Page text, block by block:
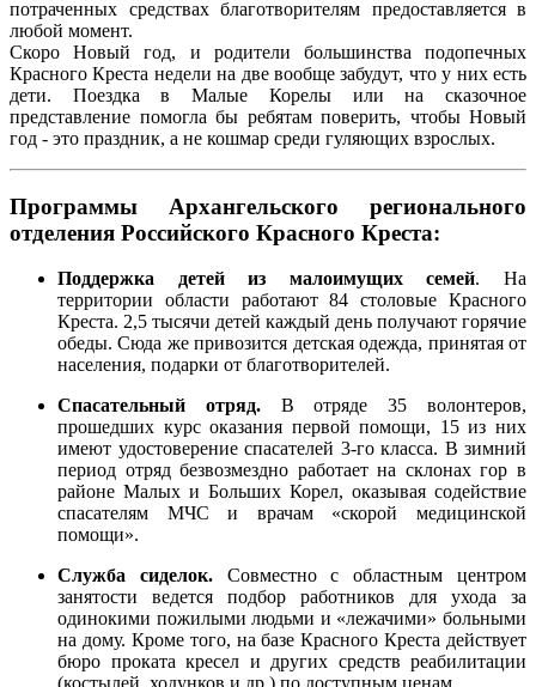
потраченных средствах благотворителям предоставляется в
любой момент.
Скоро Новый год, и родители большинства подопечных
Красного Креста недели на две вообще забудут, что у них есть
дети. Поездка в Малые Корелы или на сказочное
представление помогла бы ребятам поверить, чтобы Новый
год - это праздник, а не кошмар среди гуляющих взрослых.
Программы Архангельского регионального
отделения Российского Красного Креста:
Поддержка детей из малоимущих семей. На
территории области работают 84 столовые Красного
Креста. 2,5 тысячи детей каждый день получают горячие
обеды. Сюда же привозится детская одежда, принятая от
населения, подарки от благотворителей.
Спасательный отряд.В отряде 35 волонтеров,
прошедших курс оказания первой помощи, 15 из них
имеют удостоверение спасателей 3-го класса. В зимний
период отряд безвозмездно работает на склонах гор в
районе Малых и Больших Корел, оказывая содействие
спасателям МЧС и врачам «скорой медицинской
помощи».
Служба сиделок.Совместно с областным центром
занятости ведется подбор работников для ухода за
одинокими пожилыми людьми и «лежачими» больными
на дому. Кроме того, на базе Красного Креста действует
бюро проката кресел и других средств реабилитации